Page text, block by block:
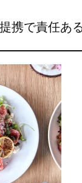
携で責任あ